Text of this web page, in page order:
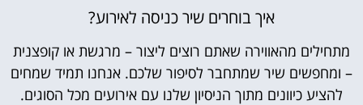
איך בוחרים שיר כניסה לאירוע?
מהאווירה שאתם רוצים ליצור – מרגשת או קופצנית
שיר שמתחבר לסיפור שלכם. אנחנו תמיד שמחים
כיוונים מתוך הניסיון שלנו עם אירועים מכל הסוגים.